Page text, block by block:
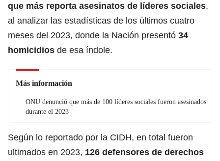
que más reporta asesinatos de líderes sociales,
al analizar las estadísticas de los últimos cuatro
meses del 2023, donde la Nación presentó 34
homicidios de esa índole.
Más información
ONU denunció que más de 100 líderes sociales fueron asesinados
durante el 2023
Según lo reportado por la CIDH, en total fueron
ultimados en 2023, 126 defensores de derechos